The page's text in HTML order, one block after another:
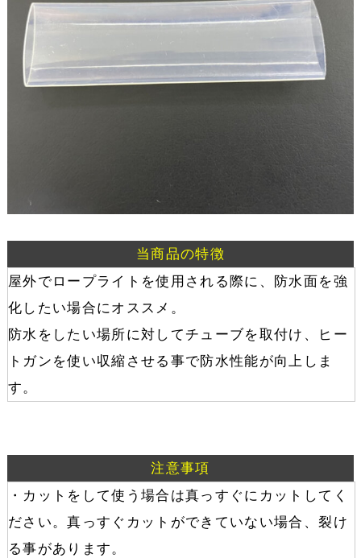
当商品の特徴
屋外でロープライトを使用される際に、防水面を強
化したい場合にオススメ。
防水をしたい場所に対してチューブを取付け、ヒー
トガンを使い収縮させる事で防水性能が向上しま
す。
注意事項
・カットをして使う場合は真っすぐにカットしてく
ださい。真っすぐカットができていない場合、裂け
る事があります。